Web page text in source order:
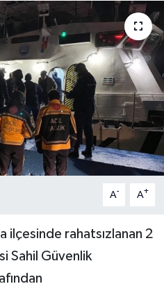
A- A+
ilçesinde rahatsızlanan 2
Sahil Güvenlik